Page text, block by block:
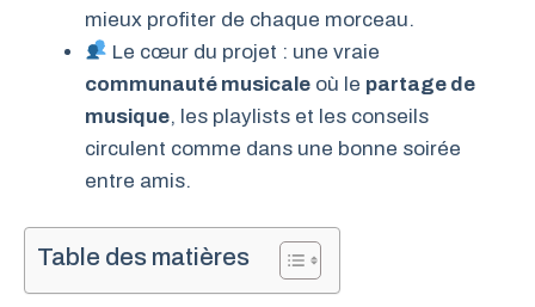
mieux profiter de chaque morceau.
Le cœur du projet : une vraie
communauté musicale où le partage de
musique, les playlists et les conseils
circulent comme dans une bonne soirée
entre amis.
Table des matières